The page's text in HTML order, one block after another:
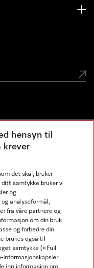
hensyn til
krever
det skal, bruker
samtykke bruker vi
og
analyseformål,
fra våre partnere og
om din bruk
og forbedre din
brukes også til
samtykke («Full
informasjonskapsler